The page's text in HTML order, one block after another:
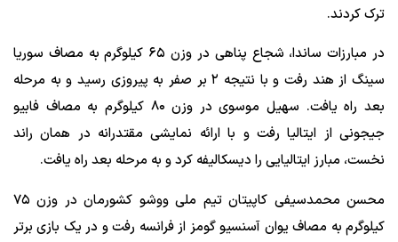
ترک کردند.
در مبارزات ساندا، شجاع پناهی در وزن ۶۵ کیلوگرم به مصاف سوریا
سینگ از هند رفت و با نتیجه ۲ بر صفر به پیروزی رسید و به مرحله
بعد راه یافت. سهیل موسوی در وزن ۸۰ کیلوگرم به مصاف فابیو
جیجونی از ایتالیا رفت و با ارائه نمایشی مقتدرانه در همان راند
نخست، مبارز ایتالیایی را دیسکالیفه کرد و به مرحله بعد راه یافت.
محسن محمدسیفی کاپیتان تیم ملی ووشو کشورمان در وزن ۷۵
کیلوگرم به مصاف یوان آسنسیو گومز از فرانسه رفت و در یک بازی برتر